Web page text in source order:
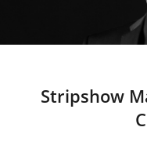
Buchungsanfrage
Stripshow